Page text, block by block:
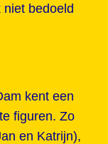
niet bedoeld
kent een
figuren. Zo
en Katrijn),